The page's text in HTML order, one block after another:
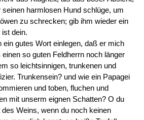
seinen harmlosen Hund schlüge, um
zu schrecken; gib ihm wieder ein
dein.
ein gutes Wort einlegen, daß er mich
so guten Feldherrn noch länger
so leichtsinnigen, trunkenen und
Trunkensein? und wie ein Papagei
und toben, fluchen und
mit unserm eignen Schatten? O du
Weins, wenn du noch keinen